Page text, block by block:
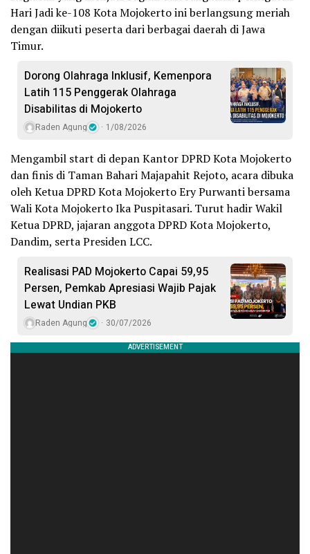
Hari Jadi ke-108 Kota Mojokerto ini berlangsung meriah
dengan diikuti peserta dari berbagai daerah di Jawa
Timur.
Dorong Olahraga Inklusif, Kemenpora
Latih 115 Penggerak Olahraga
Disabilitas di Mojokerto
Raden Agung 1/08/2026
Mengambil start di depan Kantor DPRD Kota Mojokerto
dan finis di Taman Bahari Majapahit Rejoto, acara dibuka
oleh Ketua DPRD Kota Mojokerto Ery Purwanti bersama
Wali Kota Mojokerto Ika Puspitasari. Turut hadir Wakil
Ketua DPRD, jajaran anggota DPRD Kota Mojokerto,
Dandim, serta Presiden LCC.
Realisasi PAD Mojokerto Capai 59,95
Persen, Pemkab Apresiasi Wajib Pajak
Lewat Undian PKB
Raden Agung 30/07/2026